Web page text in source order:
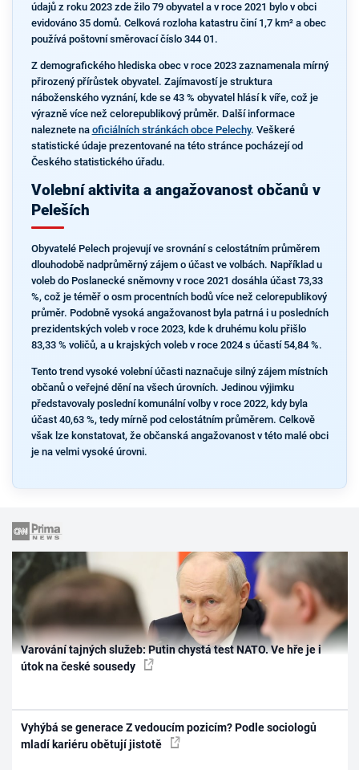
údajů z roku 2023 zde žilo 79 obyvatel a v roce 2021 bylo v obci
evidováno 35 domů. Celková rozloha katastru činí 1,7 km² a obec
používá poštovní směrovací číslo 344 01.
Z demografického hlediska obec v roce 2023 zaznamenala mírný
přirozený přírůstek obyvatel. Zajímavostí je struktura
náboženského vyznání, kde se 43 % obyvatel hlásí k víře, což je
výrazně více než celorepublikový průměr. Další informace
naleznete na oficiálních stránkách obce Pelechy. Veškeré
statistické údaje prezentované na této stránce pocházejí od
Českého statistického úřadu.
Volební aktivita a angažovanost občanů v
Peleších
Obyvatelé Pelech projevují ve srovnání s celostátním průměrem
dlouhodobě nadprůměrný zájem o účast ve volbách. Například u
voleb do Poslanecké sněmovny v roce 2021 dosáhla účast 73,33
%, což je téměř o osm procentních bodů více než celorepublikový
průměr. Podobně vysoká angažovanost byla patrná i u posledních
prezidentských voleb v roce 2023, kde k druhému kolu přišlo
83,33 % voličů, a u krajských voleb v roce 2024 s účastí 54,84 %.
Tento trend vysoké volební účasti naznačuje silný zájem místních
občanů o veřejné dění na všech úrovních. Jedinou výjimku
představovaly poslední komunální volby v roce 2022, kdy byla
účast 40,63 %, tedy mírně pod celostátním průměrem. Celkově
však lze konstatovat, že občanská angažovanost v této malé obci
je na velmi vysoké úrovni.
Varování tajných služeb: Putin chystá test NATO. Ve hře je i
útok na české sousedy
Vyhýbá se generace Z vedoucím pozicím? Podle sociologů
mladí kariéru obětují jistotě